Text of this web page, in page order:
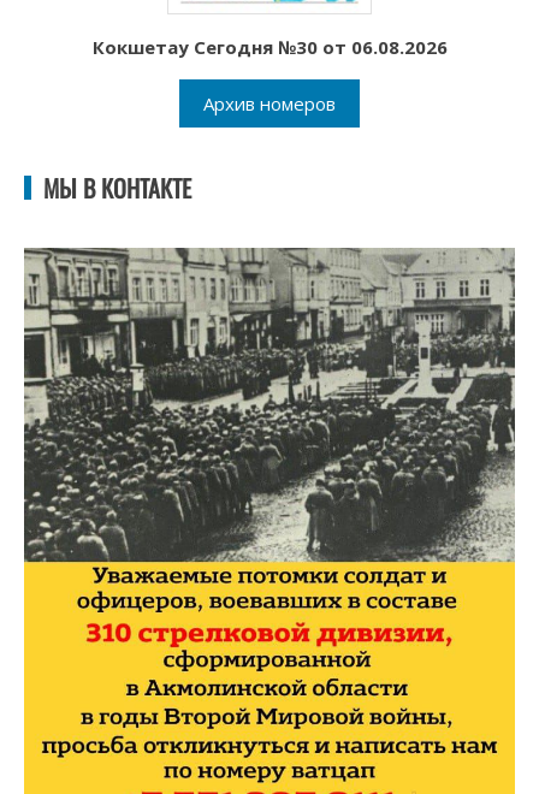
Кокшетау Сегодня №30 от 06.08.2026
Архив номеров
МЫ В КОНТАКТЕ